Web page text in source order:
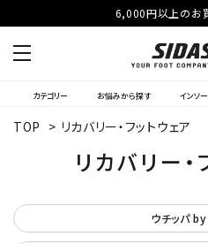
6,000円以上のお
カテゴリー お悩みから探す インソ
TOP > リカバリー・フットウェア
リカバリー・
ウチッパ